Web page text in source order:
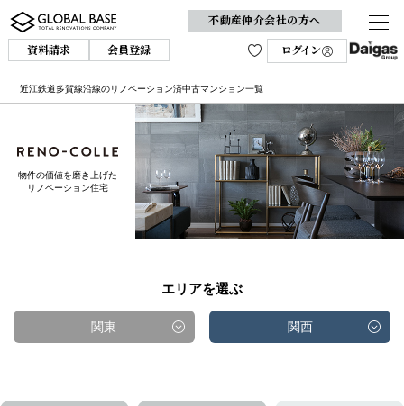
不動産仲介会社の方へ
資料請求
会員登録 ログイン
近江鉄道多賀線沿線のリノベーション済中古マンション一覧
物件の価値を磨き上げた
リノベーション住宅
エリアを選ぶ
関東 関西